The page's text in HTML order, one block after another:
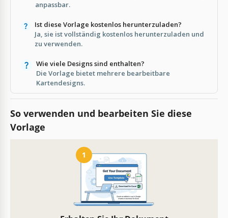
anpassbar.
Ist diese Vorlage kostenlos herunterzuladen?
Ja, sie ist vollständig kostenlos herunterzuladen und
zu verwenden.
Wie viele Designs sind enthalten?
Die Vorlage bietet mehrere bearbeitbare
Kartendesigns.
So verwenden und bearbeiten Sie diese
Vorlage
1